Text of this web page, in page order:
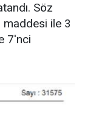
Söz
ile 3
7'nci